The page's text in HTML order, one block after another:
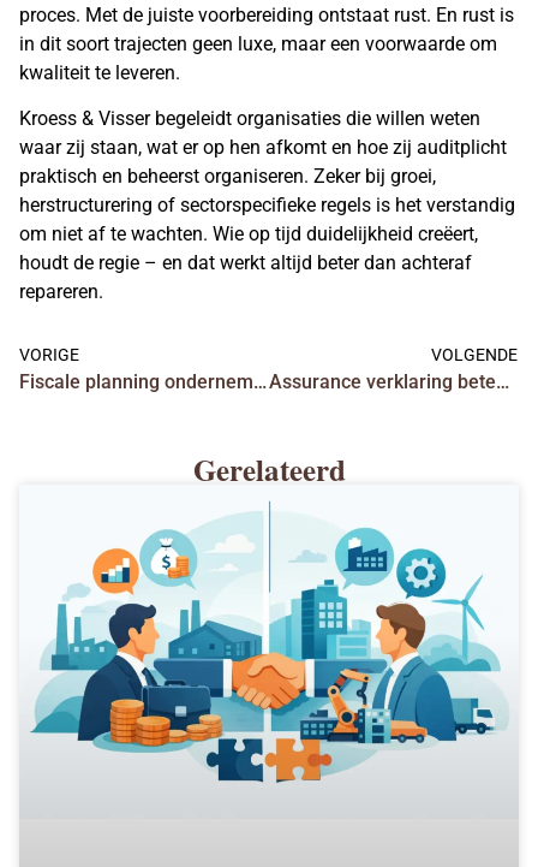
proces. Met de juiste voorbereiding ontstaat rust. En rust is
in dit soort trajecten geen luxe, maar een voorwaarde om
kwaliteit te leveren.
Kroess & Visser begeleidt organisaties die willen weten
waar zij staan, wat er op hen afkomt en hoe zij auditplicht
praktisch en beheerst organiseren. Zeker bij groei,
herstructurering of sectorspecifieke regels is het verstandig
om niet af te wachten. Wie op tijd duidelijkheid creëert,
houdt de regie – en dat werkt altijd beter dan achteraf
repareren.
VORIGE
Fiscale planning onderneming: slim vooruitkijken
VOLGENDE
Assurance verklaring betekenis uitgelegd
Gerelateerd